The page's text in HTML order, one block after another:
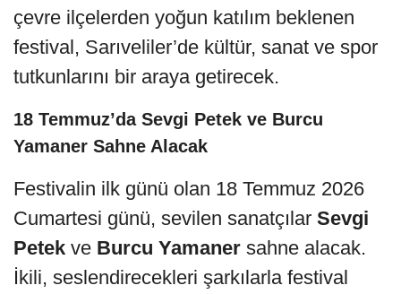
çevre ilçelerden yoğun katılım beklenen
festival, Sarıveliler’de kültür, sanat ve spor
tutkunlarını bir araya getirecek.
18 Temmuz’da Sevgi Petek ve Burcu
Yamaner Sahne Alacak
Festivalin ilk günü olan 18 Temmuz 2026
Cumartesi günü, sevilen sanatçılar Sevgi
Petek ve Burcu Yamaner sahne alacak.
İkili, seslendirecekleri şarkılarla festival